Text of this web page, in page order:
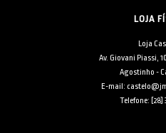
LOJA
Loja
Av. Giovani Piassi,
Agostinho -
E-mail:
Telefone: [28]